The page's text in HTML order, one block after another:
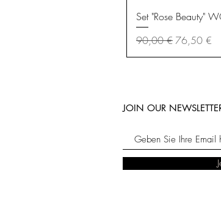
Set "Rose Beauty"
Standardpreis
90,00 € Sale-Preis
76,50 €
JOIN OUR